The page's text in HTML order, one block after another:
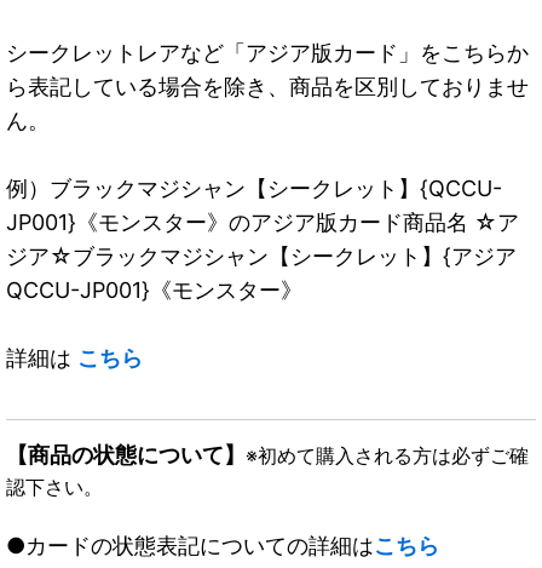
シークレットレアなど「アジア版カード」をこちらか
ら表記している場合を除き、商品を区別しておりませ
ん。
例）ブラックマジシャン【シークレット】{QCCU-
JP001}《モンスター》のアジア版カード商品名 ☆ア
ジア☆ブラックマジシャン【シークレット】{アジア
QCCU-JP001}《モンスター》
詳細は こちら
【商品の状態について】 ※初めて購入される方は必ずご確
認下さい。
●カードの状態表記についての詳細はこちら